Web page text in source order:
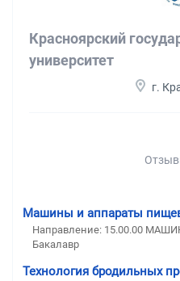
Красноярский
университет
г.
Машины и аппараты
Направление: 15.00.00
Бакалавр
Технология бродильных